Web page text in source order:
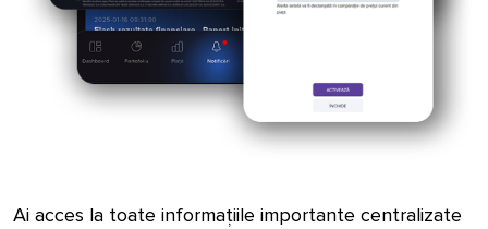
Ai acces la toate informațiile importante centralizate